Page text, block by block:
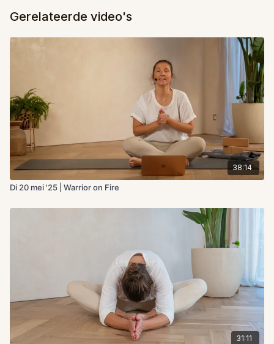
Gerelateerde video's
38:14
Di 20 mei '25 | Warrior on Fire
31:11